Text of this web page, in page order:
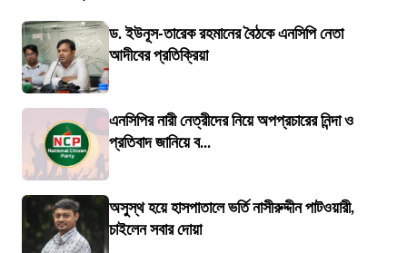
ড. ইউনূস-তারেক রহমানের বৈঠকে এনসিপি নেতা
আদীবের প্রতিক্রিয়া
এনসিপির নারী নেত্রীদের নিয়ে অপপ্রচারের নিন্দা ও
প্রতিবাদ জানিয়ে ব...
অসুস্থ হয়ে হাসপাতালে ভর্তি নাসীরুদ্দীন পাটওয়ারী,
চাইলেন সবার দোয়া